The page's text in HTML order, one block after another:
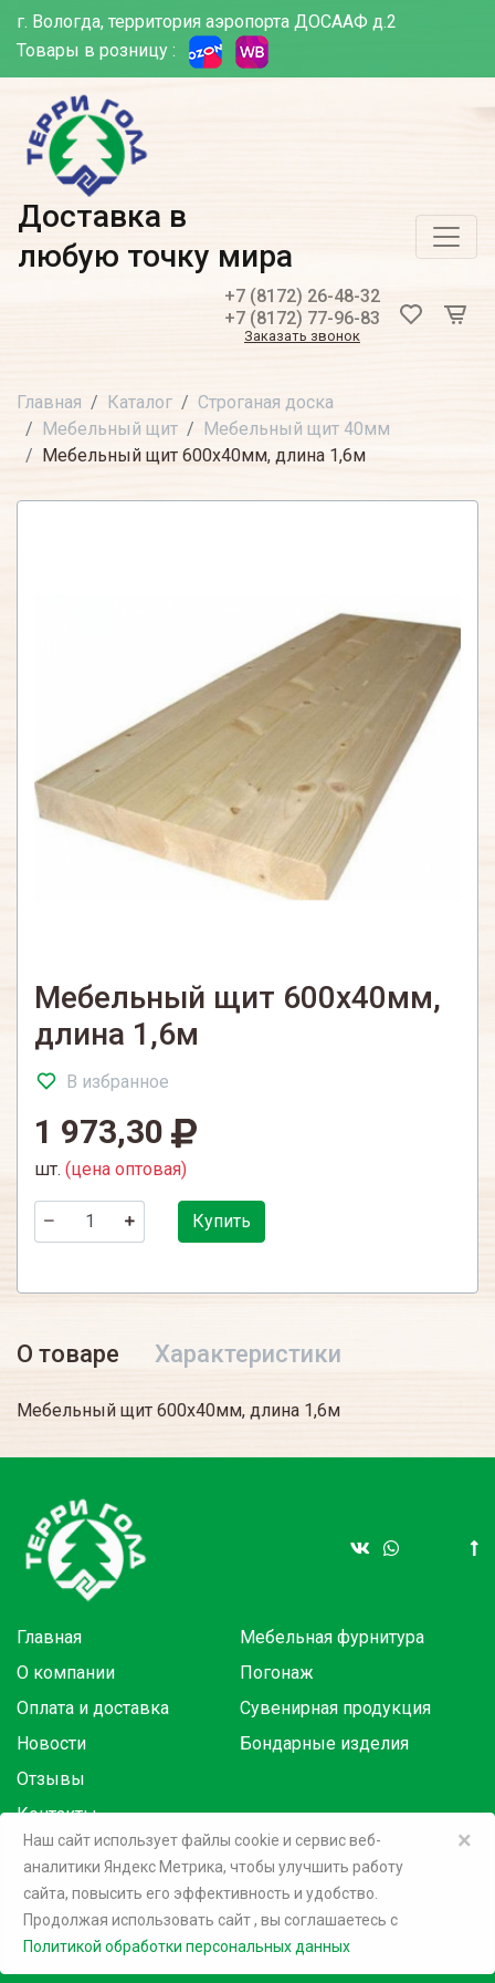
г. Вологда, территория аэропорта ДОСААФ д.2
Товары в розницу :
Доставка в
любую точку мира
+7 (8172) 26-48-32
+7 (8172) 77-96-83
Заказать звонок
Главная Каталог
Строганая доска
Мебельный щит
Мебельный щит 40мм
Мебельный щит 600х40мм, длина 1,6м
Мебельный щит 600х40мм,
длина 1,6м
В избранное
1 973,30
шт. (цена оптовая)
Купить
О товаре Характеристики
Мебельный щит 600х40мм, длина 1,6м
Главная
О компании
Оплата и доставка
Новости
Отзывы
Контакты
Мебельная фурнитура
Погонаж
Сувенирная продукция
Бондарные изделия
Товары в розницу на маркетплейсах:
©2026 Терри Голд
×
Наш сайт использует файлы cookie и сервис веб-
аналитики Яндекс Метрика, чтобы улучшить работу
сайта, повысить его эффективность и удобство.
Продолжая использовать сайт, вы соглашаетесь c
Политикой обработки персональных данных